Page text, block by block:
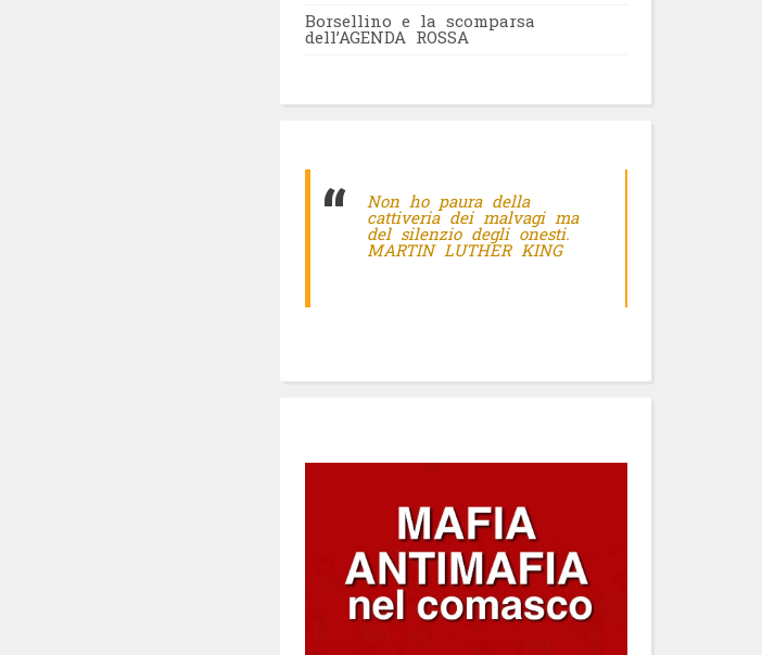
Borsellino e la scomparsa
dell’AGENDA ROSSA
Non ho paura della
cattiveria dei malvagi ma
del silenzio degli onesti.
MARTIN LUTHER KING